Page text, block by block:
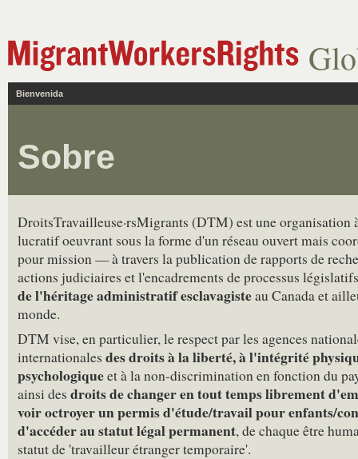
Bienvenida
Sobre
DroitsTravailleuse·rsMigrants (DTM) est une organisation
lucratif oeuvrant sous la forme d'un réseau ouvert mais
pour mission — à travers la publication de rapports de
actions judiciaires et l'encadrements de processus
de l'héritage administratif esclavagisteau Canada et
monde.
DTM vise, en particulier, le respect par les agences
internationales des droits à la liberté, à l'intégrité
psychologiqueet à la non-discrimination en fonction du
ainsi des droits de changer en tout temps librement
voir octroyer un permis d'étude/travail pour enfants/
d'accéder au statut légal permanent, de chaque être
statut de 'travailleur étranger temporaire'.